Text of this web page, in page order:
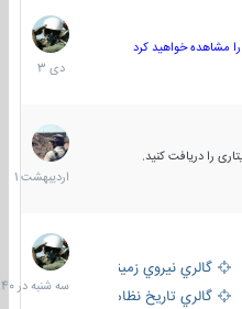
خواهید کرد
22
دی
1403
را دریافت کنید.
30
1401
گالري نيروي زميني
گالري تاریخ نظامی
سه
شنبه
در